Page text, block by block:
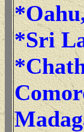
*Sri